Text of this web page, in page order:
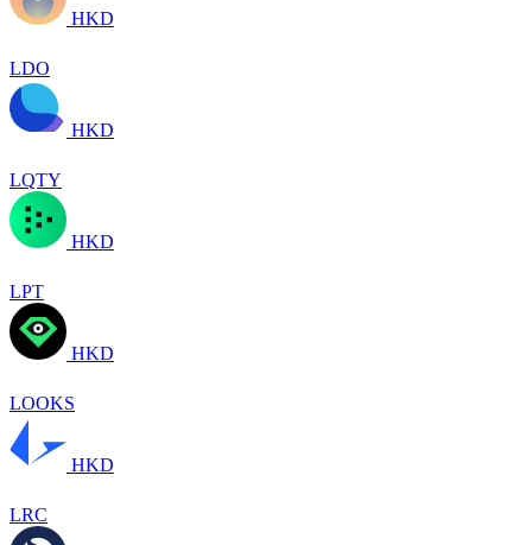
HKD
LDO
HKD
LQTY
HKD
LPT
HKD
LOOKS
HKD
LRC